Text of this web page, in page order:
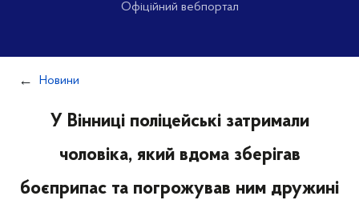
Офіційний вебпортал
Новини
У Вінниці поліцейські затримали
чоловіка, який вдома зберігав
боєприпас та погрожував ним дружині